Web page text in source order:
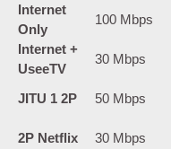
Internet
Only
100 Mbps
Internet +
UseeTV
30 Mbps
JITU 1 2P
50 Mbps
2P Netflix
30 Mbps